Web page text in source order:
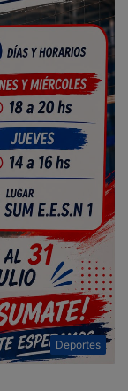
Deportes